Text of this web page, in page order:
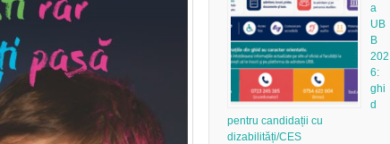
a
UB
B
202
6:
ghi
d
pentru candidații cu
dizabilități/CES